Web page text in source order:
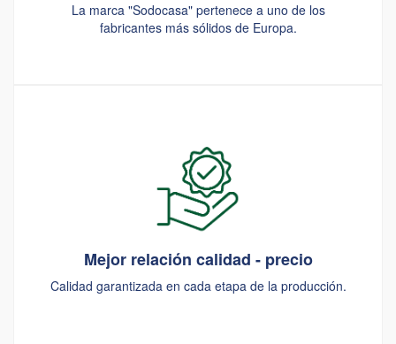
La marca "Sodocasa" pertenece a uno de los
fabricantes más sólidos de Europa.
Mejor relación calidad - precio
Calidad garantizada en cada etapa de la producción.